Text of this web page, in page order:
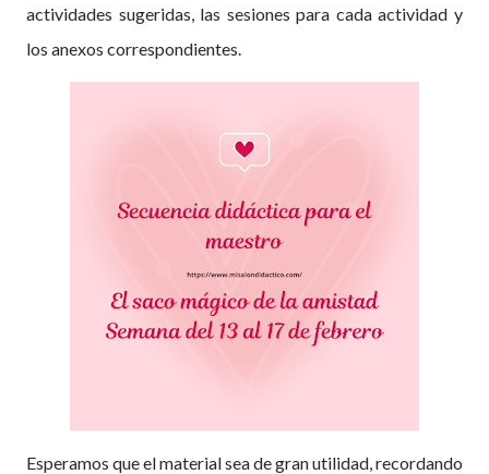
actividades sugeridas, las sesiones para cada actividad y
los anexos correspondientes.
Esperamos que el material sea de gran utilidad, recordando